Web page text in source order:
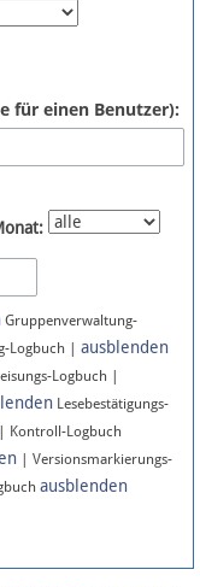
für einen Benutzer):
Gruppenverwaltung-
Logbuch | ausblenden
Logbuch |
Lesebestätigungs-
| Kontroll-Logbuch
| Versionsmarkierungs-
ausblenden